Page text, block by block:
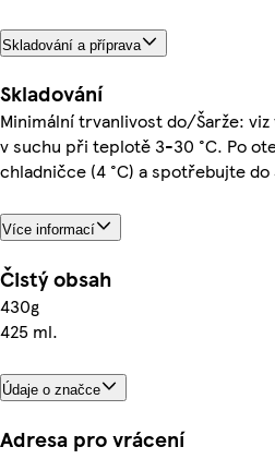
Skladování a příprava
Skladování
Minimální trvanlivost do/Šarže:
v suchu při teplotě 3-30 °C. Po
chladničce (4 °C) a spotřebujte do
Více informací
Čistý obsah
430g
425 ml.
Údaje o značce
Adresa pro vrácení